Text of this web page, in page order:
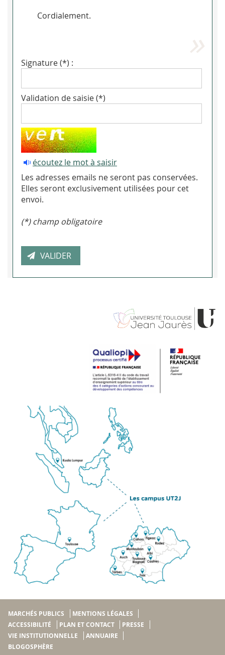
Cordialement.
Signature (*) :
Validation de saisie (*)
écoutez le mot à saisir
Les adresses emails ne seront pas conservées.
Elles seront exclusivement utilisées pour cet
envoi.
(*) champ obligatoire
MARCHÉS PUBLICS
MENTIONS LÉGALES
ACCESSIBILITÉ
PLAN ET CONTACT
PRESSE
VIE INSTITUTIONNELLE
ANNUAIRE
BLOGOSPHÈRE